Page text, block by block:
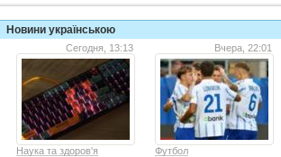
Новини українською
Сегодня, 13:13
Наука та здоров'я
Вчера, 22:01
Футбол